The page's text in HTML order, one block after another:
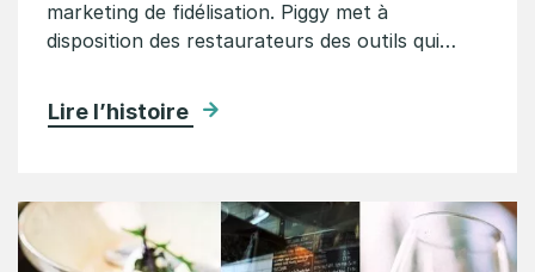
marketing de fidélisation. Piggy met à
disposition des restaurateurs des outils qui…
Lire l’histoire